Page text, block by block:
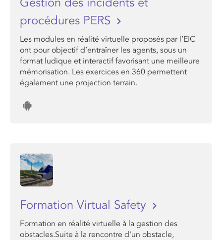
procédures PERS
Les modules en réalité virtuelle proposés par l’EIC
ont pour objectif d’entraîner les agents, sous un
format ludique et interactif favorisant une meilleure
mémorisation. Les exercices en 360 permettent
également une projection terrain.
Formation Virtual Safety
Formation en réalité virtuelle à la gestion des
obstacles.Suite à la rencontre d'un obstacle,